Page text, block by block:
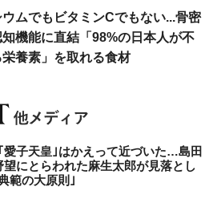
ウムでもビタミンCでもない...骨密
知機能に直結「98%の日本人が不
栄養素」を取れる食材
愛子天皇｣はかえって近づいた…島田
望にとらわれた麻生太郎が見落とし
範の大原則｣